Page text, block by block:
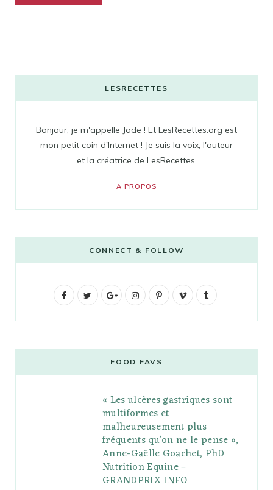
LESRECETTES
Bonjour, je m'appelle Jade ! Et LesRecettes.org est
mon petit coin d'Internet ! Je suis la voix, l'auteur
et la créatrice de LesRecettes.
A PROPOS
CONNECT & FOLLOW
F
b
t
G
g
l
e
P
l
s
I
t
a
g
r
a
m
P
e
r
e
s
V
o
l
r
FOOD FAVS
« Les ulcères gastriques sont
multiformes et
malheureusement plus
fréquents qu’on ne le pense »,
Anne-Gaëlle Goachet, PhD
Nutrition Equine –
GRANDPRIX INFO